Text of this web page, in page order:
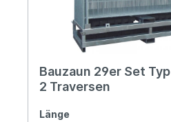
Bauzaun 29er Set
2 Traversen
Länge